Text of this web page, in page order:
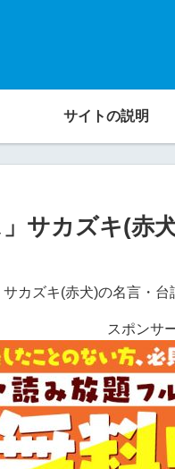
サイトの説明
」サカズキ(赤
カズキ(赤犬)の名言・台
スポンサ